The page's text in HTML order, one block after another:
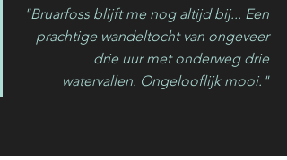
"Bruarfoss blijft me nog altijd bij... Een
prachtige wandeltocht van ongeveer
drie uur met onderweg drie
watervallen. Ongelooflijk mooi."